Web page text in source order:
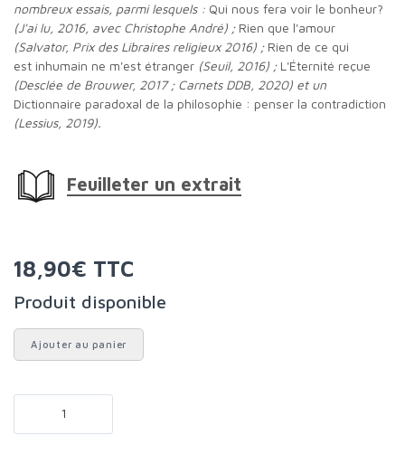
nombreux essais, parmilesquels : Qui nous fera voir le bonheur?
(J'ai lu, 2016, avec Christophe André) ; Rien que l'amour
(Salvator, Prix des Libraires religieux 2016) ; Rien de ce qui
est inhumain ne m'est étranger (Seuil, 2016) ; L'Éternité reçue
(Desclée de Brouwer, 2017 ; Carnets DDB, 2020) et un
Dictionnaire paradoxal de la philosophie : penser la contradiction
(Lessius, 2019).
Feuilleter un extrait
18,90€ TTC
Produit disponible
Ajouter au panier